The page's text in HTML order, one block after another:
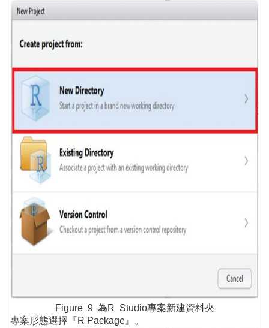
Figure 9 為R Studio專案新建資料夾
專案形態選擇『R Package』。